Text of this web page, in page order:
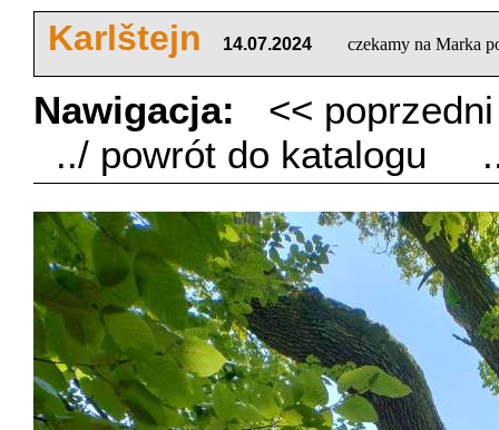
Karlštejn 14.07.2024 czekamy na Marka
Nawigacja:
<<
../ powrót do katalogu